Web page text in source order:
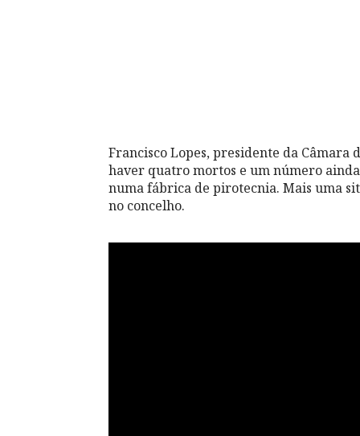
Francisco Lopes, presidente da Câmara
haver quatro mortos e um número
numa fábrica de pirotecnia. Mais uma
no concelho.